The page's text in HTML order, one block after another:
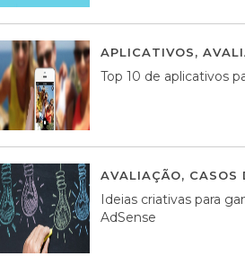
APLICATIVOS,
Top 10 de aplicativos
AVALIAÇÃO, CASOS
Ideias criativas para
AdSense